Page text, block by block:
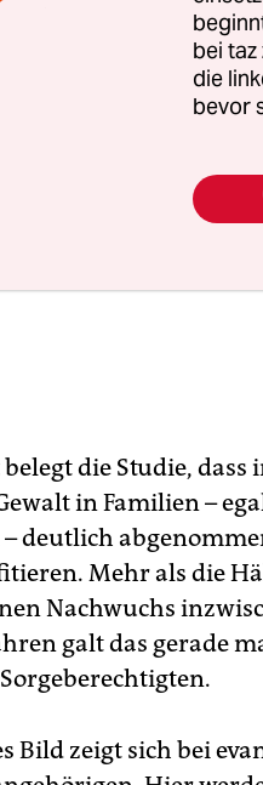
die Studie,
in Familien –
deutlich
Mehr als die
Nachwuchs
galt das gerade
Bild zeigt sich bei
bei
die
bevor